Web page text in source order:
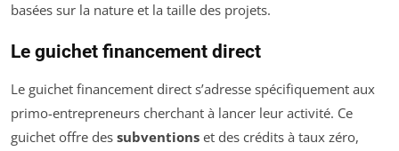
basées sur la nature et la taille des projets.
Le guichet financement direct
Le guichet financement direct s’adresse spécifiquement aux
primo-entrepreneurs cherchant à lancer leur activité. Ce
guichet offre des subventions et des crédits à taux zéro,